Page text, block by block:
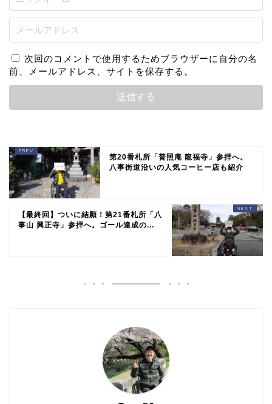
次回のコメントで使用するためブラウザーに自分の名
前、メールアドレス、サイトを保存する。
第20番札所「普照庵 龍福寺」参拝へ。
八事街道沿いの人気コーヒー店も紹介
【最終回】ついに結願！第21番札所「八
事山 興正寺」参拝へ。ゴール達成の...